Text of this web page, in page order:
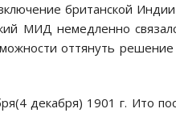
британской
МИД немедленно
оттянуть
декабря) 1901 г. Ито